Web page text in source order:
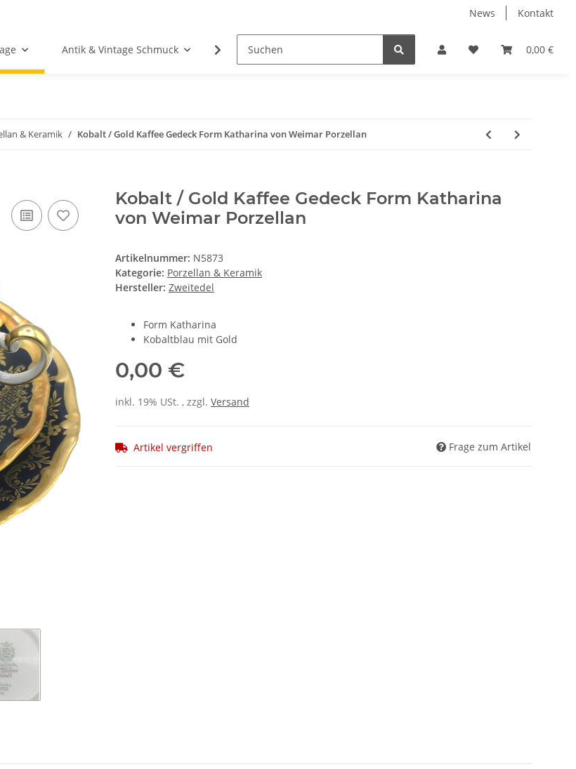
News Kontakt
0,00 €
Antik & Vintage Schmuck Fundgrube Neuware Schmuck
& Keramik Kobalt / Gold Kaffee Gedeck Form Katharina von Weimar Porzellan
Kobalt / Gold Kaffee Gedeck Form Katharina
von Weimar Porzellan
Artikelnummer: N5873
Kategorie: Porzellan & Keramik
Hersteller: Zweitedel
Form Katharina
Kobaltblau mit Gold
0,00 €
inkl. 19% USt. , zzgl. Versand
Artikel vergriffen Frage zum Artikel